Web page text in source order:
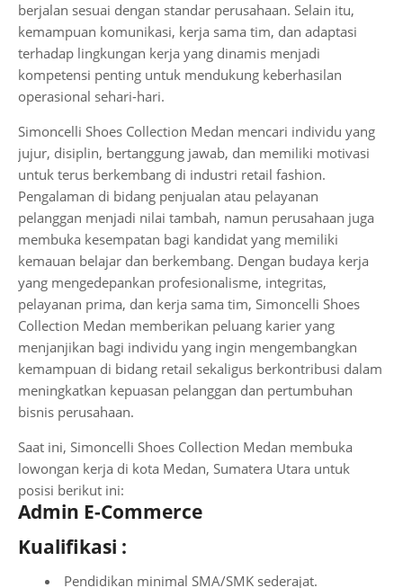
berjalan sesuai dengan standar perusahaan. Selain itu,
kemampuan komunikasi, kerja sama tim, dan adaptasi
terhadap lingkungan kerja yang dinamis menjadi
kompetensi penting untuk mendukung keberhasilan
operasional sehari-hari.
Simoncelli Shoes Collection Medan mencari individu yang
jujur, disiplin, bertanggung jawab, dan memiliki motivasi
untuk terus berkembang di industri retail fashion.
Pengalaman di bidang penjualan atau pelayanan
pelanggan menjadi nilai tambah, namun perusahaan juga
membuka kesempatan bagi kandidat yang memiliki
kemauan belajar dan berkembang. Dengan budaya kerja
yang mengedepankan profesionalisme, integritas,
pelayanan prima, dan kerja sama tim, Simoncelli Shoes
Collection Medan memberikan peluang karier yang
menjanjikan bagi individu yang ingin mengembangkan
kemampuan di bidang retail sekaligus berkontribusi dalam
meningkatkan kepuasan pelanggan dan pertumbuhan
bisnis perusahaan.
Saat ini, Simoncelli Shoes Collection Medan membuka
lowongan kerja di kota Medan, Sumatera Utara untuk
posisi berikut ini:
Admin E-Commerce
Kualifikasi :
Pendidikan minimal SMA/SMK sederajat.